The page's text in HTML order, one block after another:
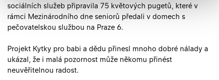
sociálních služeb připravila 75 květových pugetů, které v
rámci Mezinárodního dne seniorů předali v domech s
pečovatelskou službou na Praze 6.
Projekt Kytky pro babi a dědu přinesl mnoho dobré nálady a
ukázal, že i malá pozornost může někomu přinést
neuvěřitelnou radost.